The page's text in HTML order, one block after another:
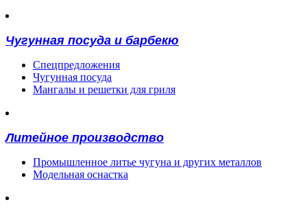
Чугунная посуда и барбекю
Спецпредложения
Чугунная посуда
Мангалы и решетки для гриля
Литейное производство
Промышленное литье чугуна и других металлов
Модельная оснастка